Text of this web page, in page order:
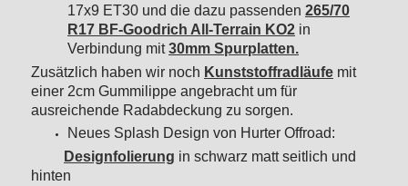
17x9 ET30 und die dazu passenden 265/70
R17 BF-Goodrich All-Terrain KO2 in
Verbindung mit30mm Spurplatten.
Zusätzlich haben wir noch Kunststoffradläufe mit
einer 2cm Gummilippe angebracht um für
ausreichende Radabdeckung zu sorgen.
Neues Splash Design von Hurter Offroad:
Designfolierung in schwarz matt seitlich und
hinten